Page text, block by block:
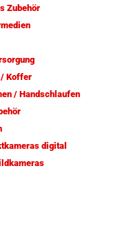
Zubehör
/ Koffer
/ Handschlaufen
digital